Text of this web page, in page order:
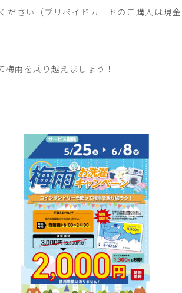
ださい（プリペイドカードのご購入は現
雨を乗り越えましょう！